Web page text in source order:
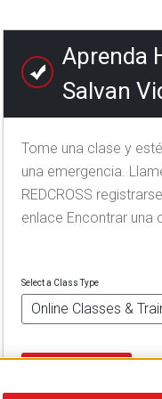
Aprenda
Salvan
Tome una clase y
una emergencia.
REDCROSS
enlace Encontrar una
Select a Class Type